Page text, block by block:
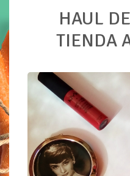
HAUL
TIENDA